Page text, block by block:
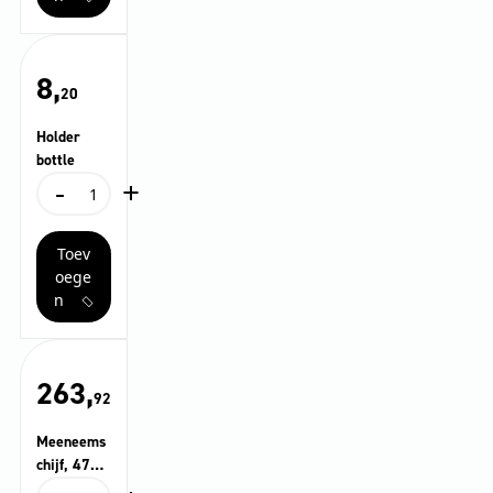
8,20
Holder
bottle
-
Holder
aantal
+
Toev
oege
n
263,92
Meeneems
chijf, 479